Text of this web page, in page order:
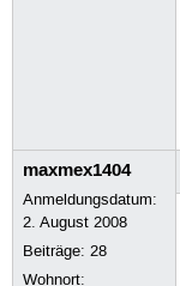
maxmex1404
Anmeldungsdatum:
2. August 2008
Beiträge:28
Wohnort: